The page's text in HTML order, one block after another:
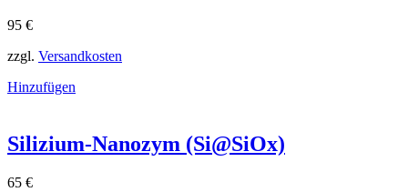
95 €
zzgl. Versandkosten
Hinzufügen
Silizium-Nanozym (Si@SiOx)
65 €